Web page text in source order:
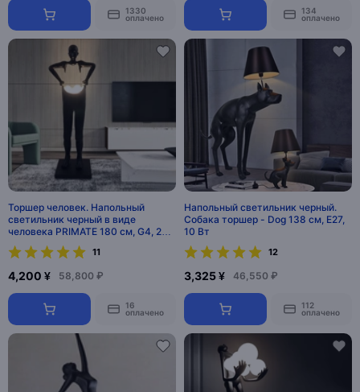
1330
оплачено
134
оплачено
Торшер человек. Напольный
светильник черный в виде
человека PRIMATE 180 см, G4, 25
Вт. MAI HE MAI
11
4,200 ¥ 58,800 ₽
16
оплачено
Напольный светильник черный.
Собака торшер - Dog 138 см, E27,
10 Вт
12
3,325 ¥ 46,550 ₽
112
оплачено